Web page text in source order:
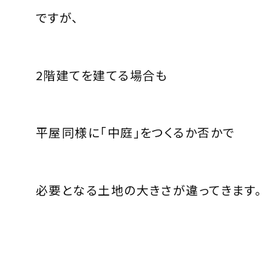
ですが、
2階建てを建てる場合も
平屋同様に「中庭」をつくるか否かで
必要となる土地の大きさが違ってきます。